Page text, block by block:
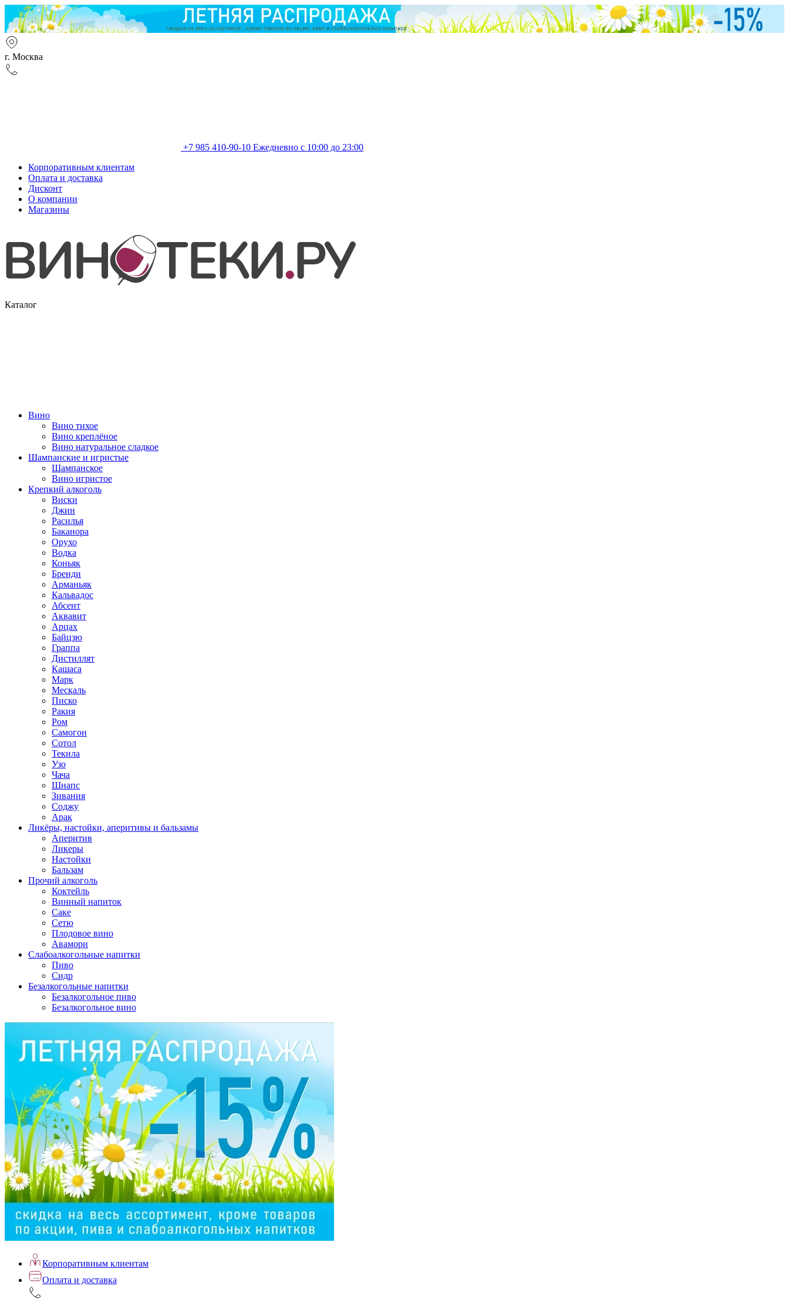
г. Москва
+7 985 410-90-10 Ежедневно с 10:00 до 23:00
Корпоративным клиентам
Оплата и доставка
Дисконт
О компании
Магазины
Каталог
Вино
Вино тихое
Вино креплёное
Вино натуральное сладкое
Шампанские и игристые
Шампанское
Вино игристое
Крепкий алкоголь
Виски
Джин
Расилья
Баканора
Орухо
Водка
Коньяк
Бренди
Арманьяк
Кальвадос
Абсент
Аквавит
Арцах
Байцзю
Граппа
Дистиллят
Кашаса
Марк
Мескаль
Писко
Ракия
Ром
Самогон
Сотол
Текила
Узо
Чача
Шнапс
Зивания
Соджу
Арак
Ликёры, настойки, аперитивы и бальзамы
Аперитив
Ликеры
Настойки
Бальзам
Прочий алкоголь
Коктейль
Винный напиток
Саке
Сетю
Плодовое вино
Авамори
Слабоалкогольные напитки
Пиво
Сидр
Безалкогольные напитки
Безалкогольное пиво
Безалкогольное вино
Корпоративным клиентам
Оплата и доставка